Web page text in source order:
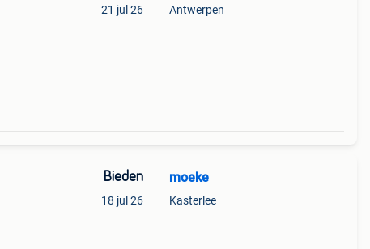
21 jul 26 Antwerpen
Bieden
18 jul 26
moeke
Kasterlee